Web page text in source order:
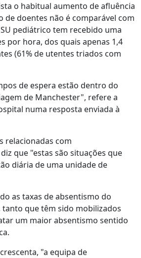
o habitual aumento de afluência
de doentes não é comparável com
pediátrico tem recebido uma
por hora, dos quais apenas 1,4
(61% de utentes triados com
de espera estão dentro do
de Manchester", refere a
numa resposta enviada à
relacionadas com
que "estas são situações que
diária de uma unidade de
as taxas de absentismo do
tanto que têm sido mobilizados
um maior absentismo sentido
"a equipa de